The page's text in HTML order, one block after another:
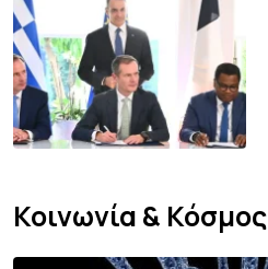
Κοινωνία & Κόσμος